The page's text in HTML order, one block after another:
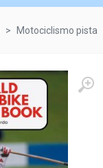
Motociclismo pista